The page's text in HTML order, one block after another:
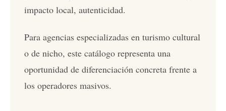
impacto local, autenticidad.
Para agencias especializadas en turismo cultural
o de nicho, este catálogo representa una
oportunidad de diferenciación concreta frente a
los operadores masivos.